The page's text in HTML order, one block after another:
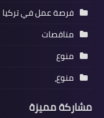
فرصة عمل في تركيا
مناقصات
منوع
منوع،
مشاركة مميزة